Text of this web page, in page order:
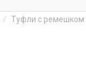
Туфли с ремешком